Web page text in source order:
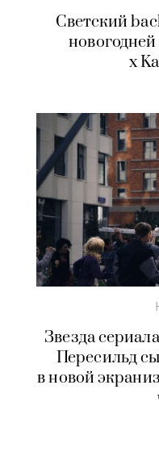
Светский
x
Звезда
Пересильд
в новой